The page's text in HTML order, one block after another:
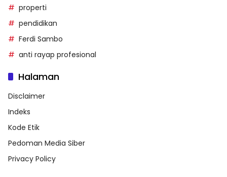
properti
pendidikan
Ferdi Sambo
anti rayap profesional
Halaman
Disclaimer
Indeks
Kode Etik
Pedoman Media Siber
Privacy Policy